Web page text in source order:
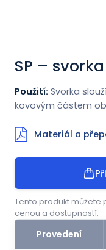
SP –
Použití: Svorka
kovovým částem
Materiál a
Tento produkt můžete
cenou a dostupností.
Provedení